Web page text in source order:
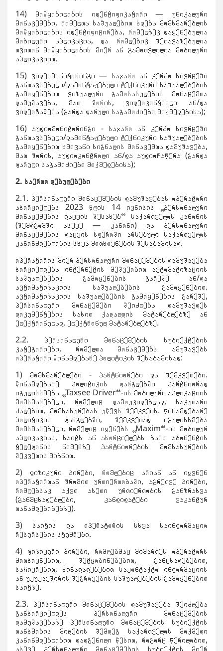
14) მოწყობილობის იდენტიფიკატორი — უნიკალური
მონაცემები, რომელთა საშუალებით ხდება მომხმარებლის
მოწყობილობის იდენტიფიცირება, რომელზეც დაყენებულია
მობილური აპლიკაცია, და რომლებიც შეთავაზებულია
თვითონ მოწყობილობის მიერ ან გამოთვლილია მობილური
აპლიკაციით.
15) ვიდეომონიტორინგი — საჯარო ან კერძო სივრცეში
განთავსებული/დამონტაჟებული ტექნიკური საშუალებების
გამოყენებით ვიზუალური გამოსახულების მონაცემთა
დამუშავება, მათ შორის, ვიდეოკონტროლი ან/და
ვიდეოჩაწერა (გარდა ფარული საგამოძიებო მოქმედებისა);
16) აუდიომონიტორინგი − საჯარო ან კერძო სივრცეში
განთავსებული/დამონტაჟებული ტექნიკური საშუალებების
გამოყენებით ხმოვანი სიგნალის მონაცემთა დამუშავება,
მათ შორის, აუდიოკონტროლი ან/და აუდიოჩაწერა (გარდა
ფარული საგამოძიებო მოქმედებისა);
2. საერთო დებულებები
2.1. პერსონალური მონაცემების დამუშავებას ოპერატორი
ახორციელებს 2023 წლის 14 ივნისის „პერსონალური
მონაცემების დაცვის შესახებ“ საქართველოს კანონის
(შემდგომში ასევე — კანონი) და პერსონალური
მონაცემების დაცვის სფეროში არსებული საქართველოს
კანონმდებლობის სხვა მოთხოვნების შესაბამისად.
ოპერატორის მიერ პერსონალური მონაცემების დამუშავება
ხორციელდება ინტერნეტის მეშვეობით ავტომატიზაციის
საშუალებების გამოყენების გარეშე ან/და
ავტომატიზაციის საშუალებების გამოყენებით.
ავტომატიზაციის საშუალებების გამოყენების გარეშე,
პერსონალური მონაცემები შეიძლება დამუშავდეს
დოკუმენტების სახით ქაღალდის მატარებლებზე ან
ელექტრონულად, ელექტრონულ მატარებლებზე.
2.2. პერსონალური მონაცემების სუბიექტების
კატეგორიები, რომელთა მონაცემებს ამუშავებს
ოპერატორი წინამდებარე პოლიტიკის შესაბამისად:
1) მომხმარებლები - პარტნიორები და შემკვეთები.
წინამდებარე პოლიტიკის ფარგლებში პარტნიორად
იგულისხმება „Taxsee Driver“-ის მობილური აპლიკაციის
მომხმარებელი, რომელიც დამოუკიდებლად, საკუთარი
ძალებით, მომსახურებას უწევს შემკვეთს. წინამდებარე
პოლიტიკის ფარგლებში, შემკვეთად იგულისხმება
მომხმარებელი, რომელიც იყენებს „Maxim“-ის მობილურ
აპლიკაციას, საიტს ან ახორციელებს ზარს აბონენტის
ტელეფონის ნომერზე პარტნიორების მომსახურების
შეკვეთის მიზნით.
2) ფიზიკური პირები, რომლებიც არიან ან იყვნენ
ოპერატორთან შრომით ურთიერთობაში, აგრეთვე პირები,
რომლებსაც აქვთ ასეთი ურთიერთობის განზრახვა
(განმცხადებლები, კანდიდატები ვაკანტურ
თანამდებობებზე).
3) საიტის და ოპერატორის სხვა საინფორმაციო
რესურსების სტუმრები.
4) ფიზიკური პირები, რომლებმაც მიმართეს ოპერატორს
მოთხოვნებით, შეტყობინებებით, განცხადებებით,
საჩივრებით, წინადადებებით საკონტაქტო ინფორმაციის
ან უკუკავშირის შეგროვების საშუალებების გამოყენებით
საიტზე.
2.3. პერსონალური მონაცემების დამუშავება შეიძლება
განხორციელდეს პერსონალური მონაცემების
დამუშავებაზე პერსონალური მონაცემების სუბიექტის
თანხმობის მიღების შემდეგ საქართველოს მოქმედი
კანონმდებლობით დადგენილი წესით, როგორც წერილობით,